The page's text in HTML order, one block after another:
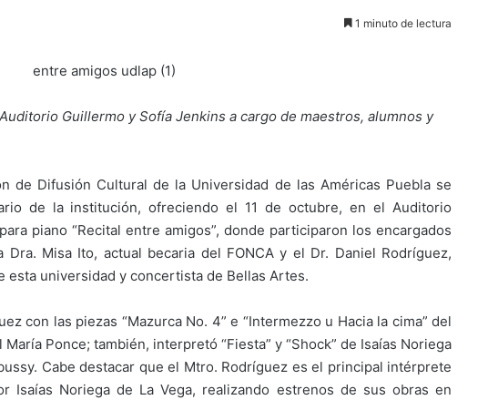
1 minuto de lectura
Guillermo y Sofía Jenkins a cargo de maestros, alumnos y
de Difusión Cultural de la Universidad de las Américas Puebla se
de la institución, ofreciendo el 11 de octubre, en el Auditorio
piano “Recital entre amigos”, donde participaron los encargados
Misa Ito, actual becaria del FONCA y el Dr. Daniel Rodríguez,
esta universidad y concertista de Bellas Artes.
con las piezas “Mazurca No. 4” e “Intermezzo u Hacia la cima” del
Ponce; también, interpretó “Fiesta” y “Shock” de Isaías Noriega
Cabe destacar que el Mtro. Rodríguez es el principal intérprete
Isaías Noriega de La Vega, realizando estrenos de sus obras en